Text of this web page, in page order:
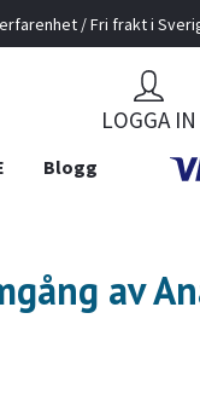
/ Fri frakt i
LOGGA IN
Blogg
av